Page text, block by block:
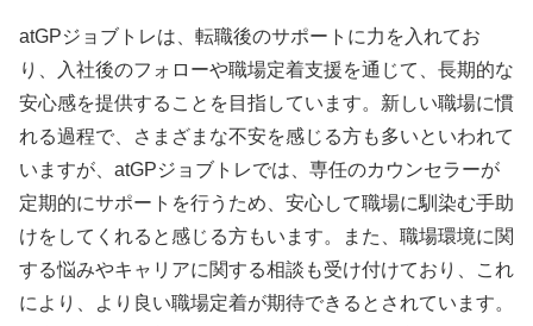
atGPジョブトレは、転職後のサポートに力を入れてお
り、入社後のフォローや職場定着支援を通じて、長期的な
安心感を提供することを目指しています。新しい職場に慣
れる過程で、さまざまな不安を感じる方も多いといわれて
いますが、atGPジョブトレでは、専任のカウンセラーが
定期的にサポートを行うため、安心して職場に馴染む手助
けをしてくれると感じる方もいます。また、職場環境に関
する悩みやキャリアに関する相談も受け付けており、これ
により、より良い職場定着が期待できるとされています。